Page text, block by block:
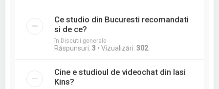
Ce studio din Bucuresti recomandati
si de ce?
în Discutii generale
Răspunsuri:3 • Vizualizări:302
Cine e studioul de videochat din Iasi
Kins?